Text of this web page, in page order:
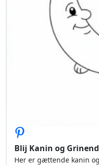
Blij Kanin og
Her er gættende kanin